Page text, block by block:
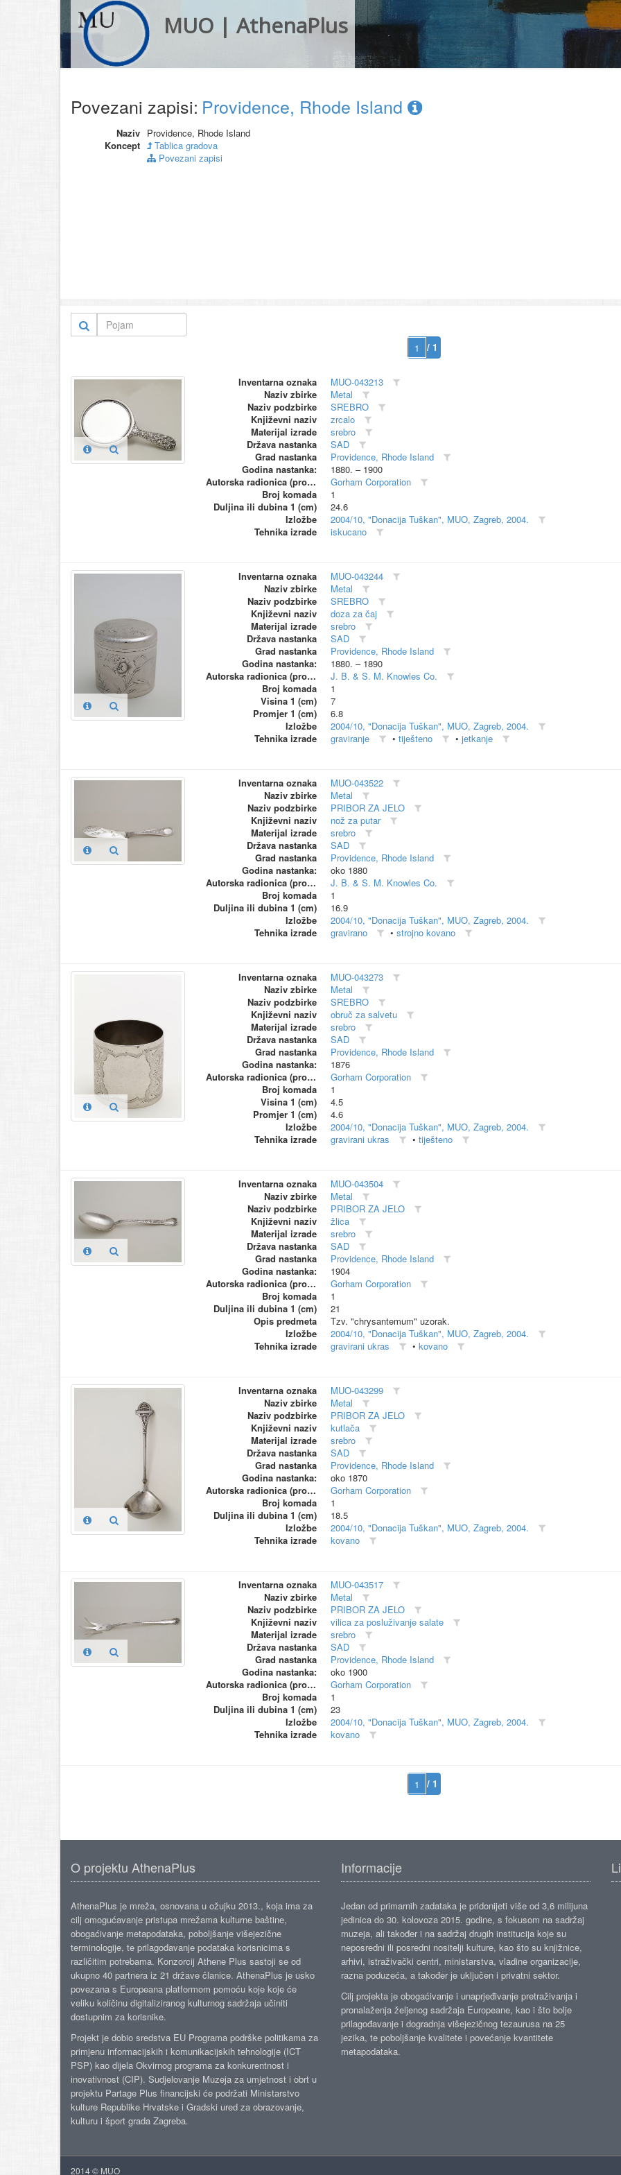
MUO | AthenaPlus
Povezani zapisi: Providence, Rhode Island
Naziv Providence, Rhode Island
Koncept
Tablica gradova
Povezani zapisi
/ 1
Inventarna oznaka
MUO-043213
Naziv zbirke
Metal
Naziv podzbirke
SREBRO
Književni naziv
zrcalo
Materijal izrade
srebro
Država nastanka
SAD
Grad nastanka
Providence, Rhode Island
Godina nastanka:
1880. – 1900
Autorska radionica (proizvođač)
Gorham Corporation
Broj komada
1
Duljina ili dubina 1 (cm)
24.6
Izložbe
2004/10, "Donacija Tuškan", MUO, Zagreb, 2004.
Tehnika izrade
iskucano
Inventarna oznaka
MUO-043244
Naziv zbirke
Metal
Naziv podzbirke
SREBRO
Književni naziv
doza za čaj
Materijal izrade
srebro
Država nastanka
SAD
Grad nastanka
Providence, Rhode Island
Godina nastanka:
1880. – 1890
Autorska radionica (proizvođač)
J. B. & S. M. Knowles Co.
Broj komada
1
Visina 1 (cm)
7
Promjer 1 (cm)
6.8
Izložbe
2004/10, "Donacija Tuškan", MUO, Zagreb, 2004.
Tehnika izrade
graviranje • tiješteno • jetkanje
Inventarna oznaka
MUO-043522
Naziv zbirke
Metal
Naziv podzbirke
PRIBOR ZA JELO
Književni naziv
nož za putar
Materijal izrade
srebro
Država nastanka
SAD
Grad nastanka
Providence, Rhode Island
Godina nastanka:
oko 1880
Autorska radionica (proizvođač)
J. B. & S. M. Knowles Co.
Broj komada
1
Duljina ili dubina 1 (cm)
16.9
Izložbe
2004/10, "Donacija Tuškan", MUO, Zagreb, 2004.
Tehnika izrade
gravirano • strojno kovano
Inventarna oznaka
MUO-043273
Naziv zbirke
Metal
Naziv podzbirke
SREBRO
Književni naziv
obruč za salvetu
Materijal izrade
srebro
Država nastanka
SAD
Grad nastanka
Providence, Rhode Island
Godina nastanka:
1876
Autorska radionica (proizvođač)
Gorham Corporation
Broj komada
1
Visina 1 (cm)
4.5
Promjer 1 (cm)
4.6
Izložbe
2004/10, "Donacija Tuškan", MUO, Zagreb, 2004.
Tehnika izrade
gravirani ukras • tiješteno
Inventarna oznaka
MUO-043504
Naziv zbirke
Metal
Naziv podzbirke
PRIBOR ZA JELO
Književni naziv
žlica
Materijal izrade
srebro
Država nastanka
SAD
Grad nastanka
Providence, Rhode Island
Godina nastanka:
1904
Autorska radionica (proizvođač)
Gorham Corporation
Broj komada
1
Duljina ili dubina 1 (cm)
21
Opis predmeta
Tzv. "chrysantemum" uzorak.
Izložbe
2004/10, "Donacija Tuškan", MUO, Zagreb, 2004.
Tehnika izrade
gravirani ukras • kovano
Inventarna oznaka
MUO-043299
Naziv zbirke
Metal
Naziv podzbirke
PRIBOR ZA JELO
Književni naziv
kutlača
Materijal izrade
srebro
Država nastanka
SAD
Grad nastanka
Providence, Rhode Island
Godina nastanka:
oko 1870
Autorska radionica (proizvođač)
Gorham Corporation
Broj komada
1
Duljina ili dubina 1 (cm)
18.5
Izložbe
2004/10, "Donacija Tuškan", MUO, Zagreb, 2004.
Tehnika izrade
kovano
Inventarna oznaka
MUO-043517
Naziv zbirke
Metal
Naziv podzbirke
PRIBOR ZA JELO
Književni naziv
vilica za posluživanje salate
Materijal izrade
srebro
Država nastanka
SAD
Grad nastanka
Providence, Rhode Island
Godina nastanka:
oko 1900
Autorska radionica (proizvođač)
Gorham Corporation
Broj komada
1
Duljina ili dubina 1 (cm)
23
Izložbe
2004/10, "Donacija Tuškan", MUO, Zagreb, 2004.
Tehnika izrade
kovano
/ 1
O projektu AthenaPlus
AthenaPlus je mreža, osnovana u ožujku 2013., koja ima za
cilj omogućavanje pristupa mrežama kulturne baštine,
obogaćivanje metapodataka, poboljšanje višejezične
terminologije, te prilagođavanje podataka korisnicima s
različitim potrebama. Konzorcij Athene Plus sastoji se od
ukupno 40 partnera iz 21 države članice. AthenaPlus je usko
povezana s Europeana platformom pomoću koje koje će
veliku količinu digitaliziranog kulturnog sadržaja učiniti
dostupnim za korisnike.
Projekt je dobio sredstva EU Programa podrške politikama za
primjenu informacijskih i komunikacijskih tehnologije (ICT
PSP) kao dijela Okvirnog programa za konkurentnost i
inovativnost (CIP). Sudjelovanje Muzeja za umjetnost i obrt u
projektu Partage Plus financijski će podržati Ministarstvo
kulture Republike Hrvatske i Gradski ured za obrazovanje,
kulturu i šport grada Zagreba.
Informacije
Jedan od primarnih zadataka je pridonijeti više od 3,6 milijuna
jedinica do 30. kolovoza 2015. godine, s fokusom na sadržaj
muzeja, ali također i na sadržaj drugih institucija koje su
neposredni ili posredni nositelji kulture, kao što su knjižnice,
arhivi, istraživački centri, ministarstva, vladine organizacije,
razna poduzeća, a također je uključen i privatni sektor.
Cilj projekta je obogaćivanje i unaprjeđivanje pretraživanja i
pronalaženja željenog sadržaja Europeane, kao i što bolje
prilagođavanje i dogradnja višejezičnog tezaurusa na 25
jezika, te poboljšanje kvalitete i povećanje kvantitete
metapodataka.
2014 © MUO